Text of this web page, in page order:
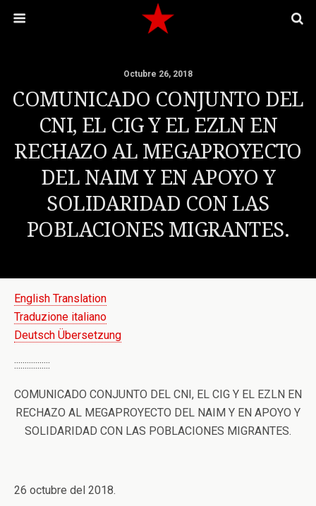
Octubre 26, 2018
COMUNICADO CONJUNTO DEL
CNI, EL CIG Y EL EZLN EN
RECHAZO AL MEGAPROYECTO
DEL NAIM Y EN APOYO Y
SOLIDARIDAD CON LAS
POBLACIONES MIGRANTES.
English Translation
Traduzione italiano
Deutsch Übersetzung
:::::::::::::::::
COMUNICADO CONJUNTO DEL CNI, EL CIG Y EL EZLN EN
RECHAZO AL MEGAPROYECTO DEL NAIM Y EN APOYO Y
SOLIDARIDAD CON LAS POBLACIONES MIGRANTES.
26 octubre del 2018.